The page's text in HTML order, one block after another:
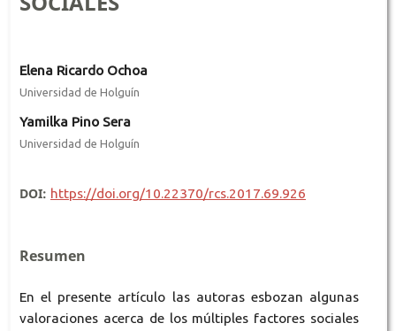
Elena Ricardo Ochoa
Universidad de Holguín
Yamilka Pino Sera
Universidad de Holguín
DOI: https://doi.org/10.22370/rcs.2017.69.926
Resumen
En el presente artículo las autoras esbozan algunas
valoraciones acerca de los múltiples factores sociales